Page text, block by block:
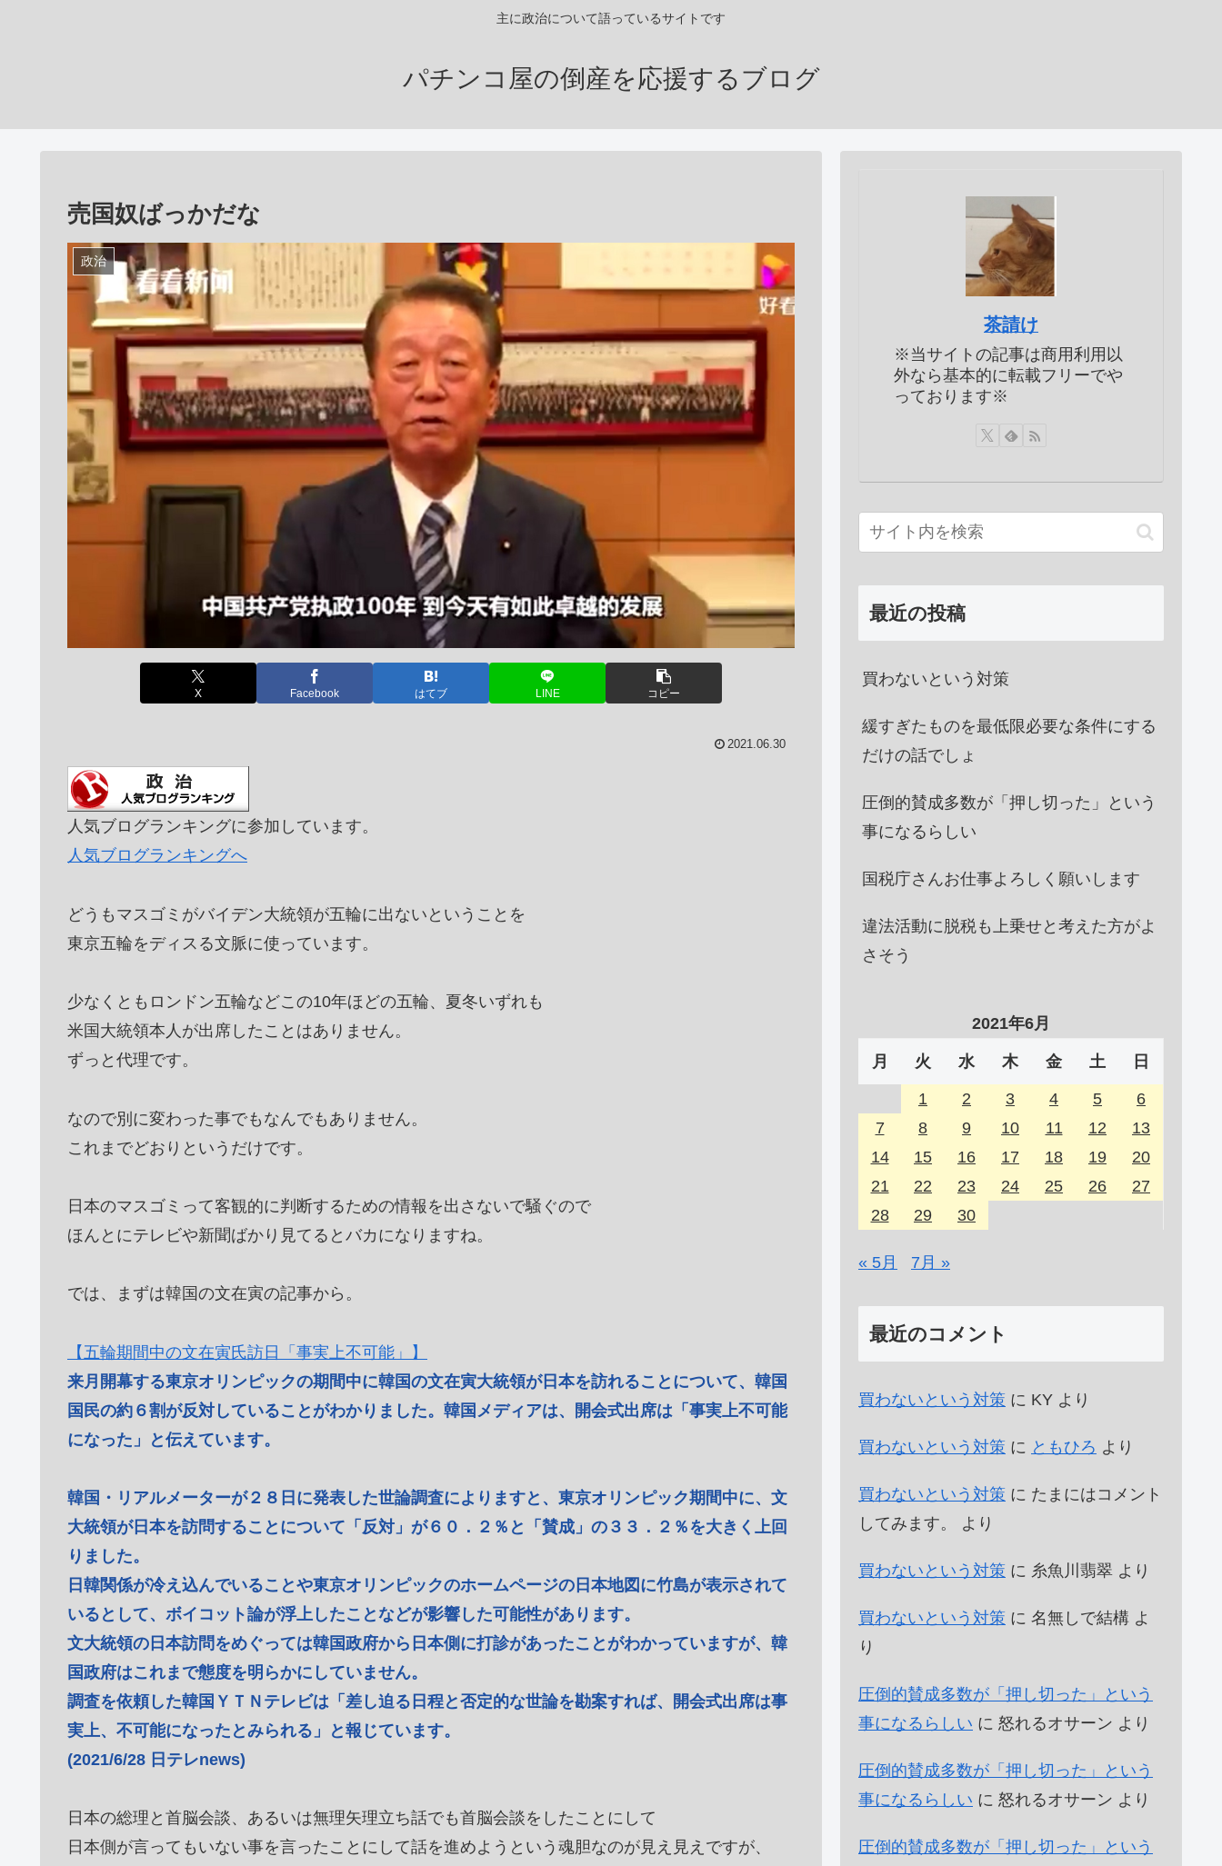
主に政治について語っているサイトです
パチンコ屋の倒産を応援するブログ
売国奴ばっかだな
政治
X Facebook はてブ LINE コピー
2021.06.30
人気ブログランキングに参加しています。
人気ブログランキングへ
どうもマスゴミがバイデン大統領が五輪に出ないということを
東京五輪をディスる文脈に使っています。
少なくともロンドン五輪などこの10年ほどの五輪、夏冬いずれも
米国大統領本人が出席したことはありません。
ずっと代理です。
なので別に変わった事でもなんでもありません。
これまでどおりというだけです。
日本のマスゴミって客観的に判断するための情報を出さないで騒ぐので
ほんとにテレビや新聞ばかり見てるとバカになりますね。
では、まずは韓国の文在寅の記事から。
【五輪期間中の文在寅氏訪日「事実上不可能」】
来月開幕する東京オリンピックの期間中に韓国の文在寅大統領が日本を訪れることについて、韓国
国民の約６割が反対していることがわかりました。韓国メディアは、開会式出席は「事実上不可能
になった」と伝えています。
韓国・リアルメーターが２８日に発表した世論調査によりますと、東京オリンピック期間中に、文
大統領が日本を訪問することについて「反対」が６０．２％と「賛成」の３３．２％を大きく上回
りました。
日韓関係が冷え込んでいることや東京オリンピックのホームページの日本地図に竹島が表示されて
いるとして、ボイコット論が浮上したことなどが影響した可能性があります。
文大統領の日本訪問をめぐっては韓国政府から日本側に打診があったことがわかっていますが、韓
国政府はこれまで態度を明らかにしていません。
調査を依頼した韓国ＹＴＮテレビは「差し迫る日程と否定的な世論を勘案すれば、開会式出席は事
実上、不可能になったとみられる」と報じています。
(2021/6/28 日テレnews)
日本の総理と首脳会談、あるいは無理矢理立ち話でも首脳会談をしたことにして
日本側が言ってもいない事を言ったことにして話を進めようという魂胆なのが見え見えですが、
茶請け
※当サイトの記事は商用利用以
外なら基本的に転載フリーでや
っております※
最近の投稿
買わないという対策
緩すぎたものを最低限必要な条件にする
だけの話でしょ
圧倒的賛成多数が「押し切った」という
事になるらしい
国税庁さんお仕事よろしく願いします
違法活動に脱税も上乗せと考えた方がよ
さそう
2021年6月
月 火 水 木 金 土 日
1 2 3 4 5
6
7
8 9 10 11 12
13
14
15 16 17 18 19
20
21
22 23 24 25 26
27
28
29 30
« 5月 7月 »
最近のコメント
買わないという対策 に KY より
買わないという対策 に ともひろ より
買わないという対策 に たまにはコメント
してみます。
より
買わないという対策 に 糸魚川翡翠 より
買わないという対策 に 名無しで結構 よ
り
圧倒的賛成多数が「押し切った」という
事になるらしい に 怒れるオサーン より
圧倒的賛成多数が「押し切った」という
事になるらしい に 怒れるオサーン より
圧倒的賛成多数が「押し切った」という